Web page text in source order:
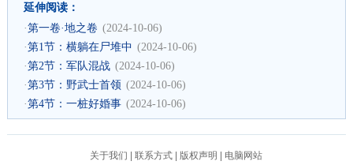
延伸阅读：
·第一卷·地之卷 (2024-10-06)
·第1节：横躺在尸堆中 (2024-10-06)
·第2节：军队混战 (2024-10-06)
·第3节：野武士首领 (2024-10-06)
·第4节：一桩好婚事 (2024-10-06)
关于我们 |联系方式 版权声明 电脑网站